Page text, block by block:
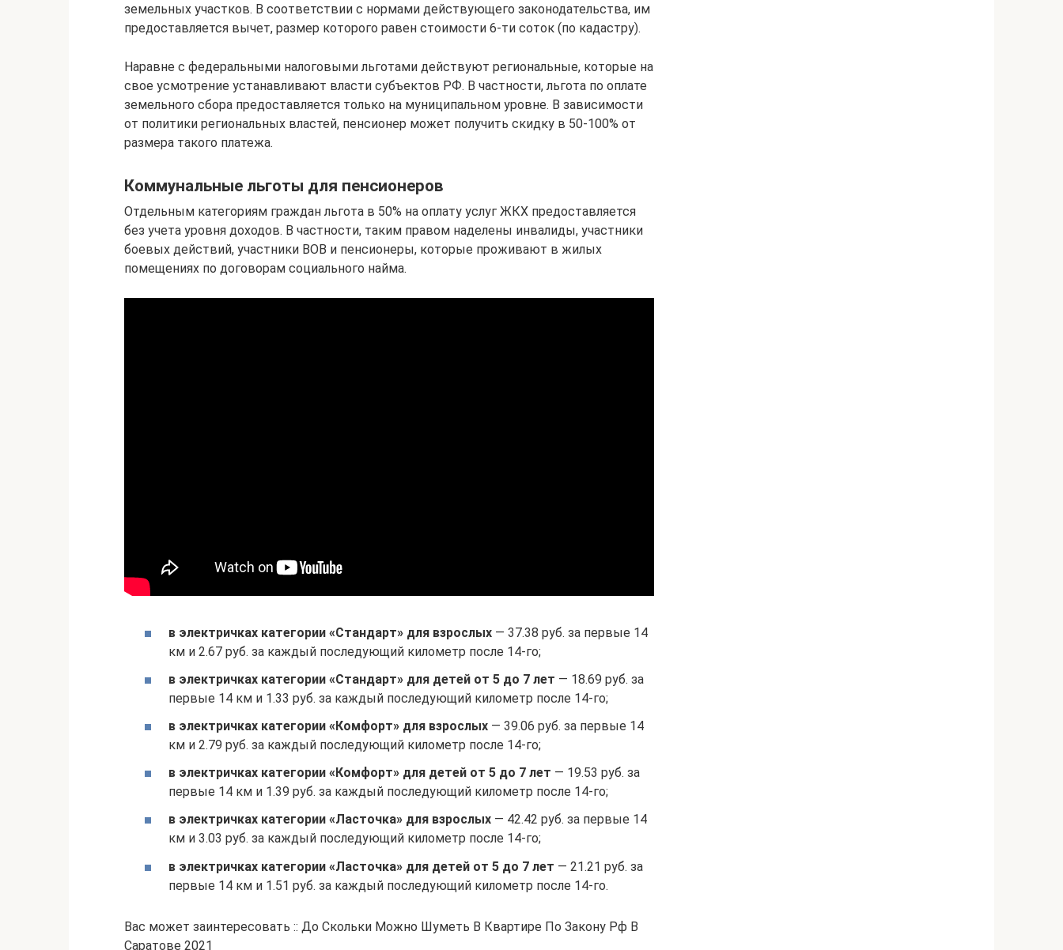
земельных участков. В соответствии с нормами действующего законодательства, им
предоставляется вычет, размер которого равен стоимости 6-ти соток (по кадастру).
Наравне с федеральными налоговыми льготами действуют региональные, которые на
свое усмотрение устанавливают власти субъектов РФ. В частности, льгота по оплате
земельного сбора предоставляется только на муниципальном уровне. В зависимости
от политики региональных властей, пенсионер может получить скидку в 50-100% от
размера такого платежа.
Коммунальные льготы для пенсионеров
Отдельным категориям граждан льгота в 50% на оплату услуг ЖКХ предоставляется
без учета уровня доходов. В частности, таким правом наделены инвалиды, участники
боевых действий, участники ВОВ и пенсионеры, которые проживают в жилых
помещениях по договорам социального найма.
в электричках категории «Стандарт» для взрослых — 37.38 руб. за первые 14
км и 2.67 руб. за каждый последующий километр после 14-го;
в электричках категории «Стандарт» для детей от 5 до 7 лет — 18.69 руб. за
первые 14 км и 1.33 руб. за каждый последующий километр после 14-го;
в электричках категории «Комфорт» для взрослых — 39.06 руб. за первые 14
км и 2.79 руб. за каждый последующий километр после 14-го;
в электричках категории «Комфорт» для детей от 5 до 7 лет — 19.53 руб. за
первые 14 км и 1.39 руб. за каждый последующий километр после 14-го;
в электричках категории «Ласточка» для взрослых — 42.42 руб. за первые 14
км и 3.03 руб. за каждый последующий километр после 14-го;
в электричках категории «Ласточка» для детей от 5 до 7 лет — 21.21 руб. за
первые 14 км и 1.51 руб. за каждый последующий километр после 14-го.
Вас может заинтересовать :: До Скольки Можно Шуметь В Квартире По Закону Рф В
Саратове 2021